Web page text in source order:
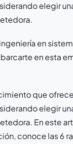
elegir
en
en esta
que
elegir
En este
conoce las 6